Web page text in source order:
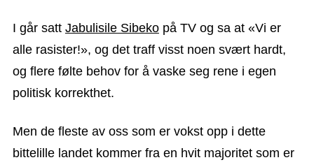
I går satt Jabulisile Sibekopå TV og sa at «Vi er
alle rasister!», og det traff visst noen svært hardt,
og flere følte behov for å vaske seg rene i egen
politisk korrekthet.
Men de fleste av oss som er vokst opp i dette
bittelille landet kommer fra en hvit majoritet som er